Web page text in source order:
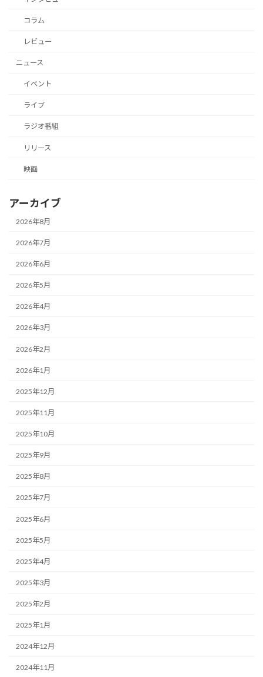
コラム
レビュー
ニュース
イベント
ライブ
ラジオ番組
リリース
映画
アーカイブ
2026年8月
2026年7月
2026年6月
2026年5月
2026年4月
2026年3月
2026年2月
2026年1月
2025年12月
2025年11月
2025年10月
2025年9月
2025年8月
2025年7月
2025年6月
2025年5月
2025年4月
2025年3月
2025年2月
2025年1月
2024年12月
2024年11月